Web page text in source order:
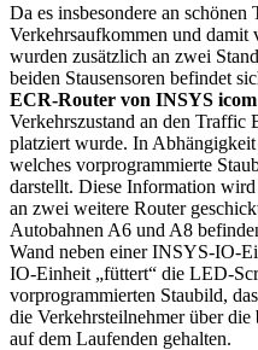
Da es insbesondere an
Verkehrsaufkommen und damit
wurden zusätzlich an zwei
beiden Stausensoren befindet
ECR-Router von INSYS icom
Verkehrszustand an den Traffic
platziert wurde. In
welches vorprogrammierte
darstellt. Diese Information wird
an zwei weitere Router
Autobahnen A6 und A8
Wand neben einer INSYS-IO-
IO-Einheit „füttert“ die LED-
vorprogrammierten Staubild,
die Verkehrsteilnehmer über die
auf dem Laufenden gehalten.